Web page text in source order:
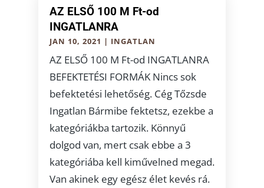
AZ ELSŐ 100 M Ft-od
INGATLANRA
JAN 10, 2021 | INGATLAN
AZ ELSŐ 100 M Ft-od INGATLANRA
BEFEKTETÉSI FORMÁK Nincs sok
befektetési lehetőség. Cég Tőzsde
Ingatlan Bármibe fektetsz, ezekbe a
kategóriákba tartozik. Könnyű
dolgod van, mert csak ebbe a 3
kategóriába kell kiművelned megad.
Van akinek egy egész élet kevés rá.